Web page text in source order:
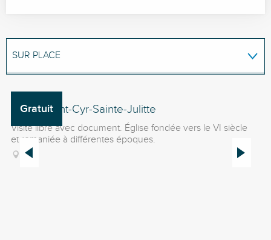
SUR PLACE
EST ACCESSIBLE/DESSERVI(E) PAR...
Gratuit
Église Saint-Cyr-Sainte-Julitte
Visite libre avec document. Église fondée vers le VI siècle
et remaniée à différentes époques.
Billy